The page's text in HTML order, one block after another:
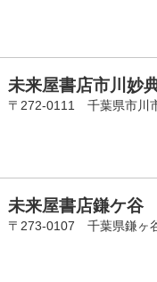
未来屋書店市川妙
〒272-0111 千葉県市川
未来屋書店鎌ケ谷
〒273-0107 千葉県鎌ヶ